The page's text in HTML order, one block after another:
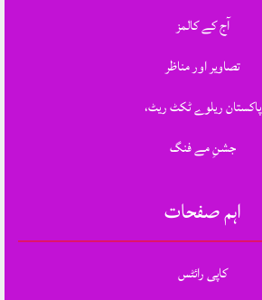
آج کے کالمز
تصاویر اور مناظر
پاکستان ریلوے ٹکٹ ریٹ،
جشنِ مے فنگ
اہم صفحات
کاپی رائٹس